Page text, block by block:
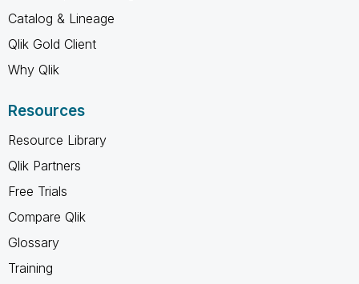
Catalog & Lineage
Qlik Gold Client
Why Qlik
Resources
Resource Library
Qlik Partners
Free Trials
Compare Qlik
Glossary
Training